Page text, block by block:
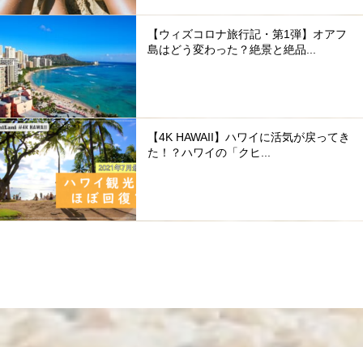
【ウィズコロナ旅行記・第1弾】オアフ
島はどう変わった？絶景と絶品...
【4K HAWAII】ハワイに活気が戻ってき
た！？ハワイの「クヒ...